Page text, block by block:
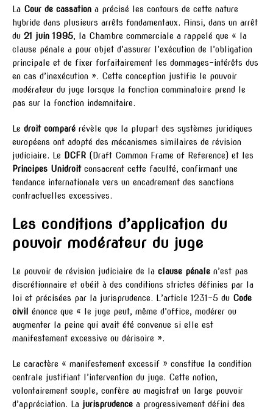
La Cour de cassation a précisé les contours de cette nature
hybride dans plusieurs arrêts fondamentaux. Ainsi, dans un arrêt
du 21 juin 1995, la Chambre commerciale a rappelé que « la
clause pénale a pour objet d’assurer l’exécution de l’obligation
principale et de fixer forfaitairement les dommages-intérêts dus
en cas d’inexécution ». Cette conception justifie le pouvoir
modérateur du juge lorsque la fonction comminatoire prend le
pas sur la fonction indemnitaire.
Le droit comparé révèle que la plupart des systèmes juridiques
européens ont adopté des mécanismes similaires de révision
judiciaire. Le DCFR (Draft Common Frame of Reference) et les
Principes Unidroitconsacrent cette faculté, confirmant une
tendance internationale vers un encadrement des sanctions
contractuelles excessives.
Les conditions d’application du
pouvoir modérateur du juge
Le pouvoir de révision judiciaire de la clause pénale n’est pas
discrétionnaire et obéit à des conditions strictes définies par la
loi et précisées par la jurisprudence. L’article 1231-5 du Code
civil
énonce que « le juge peut, même d’office, modérer ou
augmenter la peine qui avait été convenue si elle est
manifestement excessive ou dérisoire ».
Le caractère « manifestement excessif » constitue la condition
centrale justifiant l’intervention du juge. Cette notion,
volontairement souple, confère au magistrat un large pouvoir
d’appréciation. La jurisprudence a progressivement défini des